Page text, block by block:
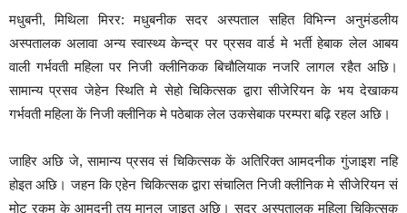
मधुबनी, मिथिला मिरर: मधुबनीक सदर अस्पताल सहित विभिन्न अनुमंडलीय
अस्पतालक अलावा अन्य स्वास्थ्य केन्द्र पर प्रसव वार्ड मे भर्ती हेबाक लेल आबय
वाली गर्भवती महिला पर निजी क्लीनिकक बिचौलियाक नजरि लागल रहैत अछि।
सामान्य प्रसव जेहेन स्थिति मे सेहो चिकित्सक द्वारा सीजेरियन के भय देखाकय
गर्भवती महिला कें निजी क्लीनिक मे पठेबाक लेल उकसेबाक परम्परा बढ़ि रहल अछि।
जाहिर अछि जे, सामान्य प्रसव सं चिकित्सक कें अतिरिक्त आमदनीक गुंजाइश नहि
होइत अछि। जहन कि एहेन चिकित्सक द्वारा संचालित निजी क्लीनिक मे सीजेरियन सं
मोट रकम के आमदनी तय मानल जाइत अछि। सदर अस्पतालक महिला चिकित्सक